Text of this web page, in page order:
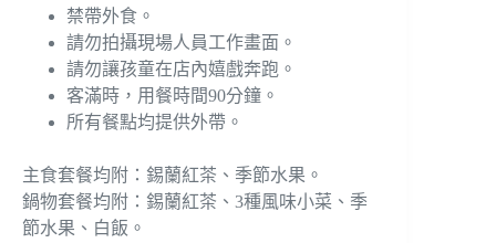
禁帶外食。
請勿拍攝現場人員工作畫面。
請勿讓孩童在店內嬉戲奔跑。
客滿時，用餐時間90分鐘。
所有餐點均提供外帶。
主食套餐均附：錫蘭紅茶、季節水果。
鍋物套餐均附：錫蘭紅茶、3種風味小菜、季
節水果、白飯。